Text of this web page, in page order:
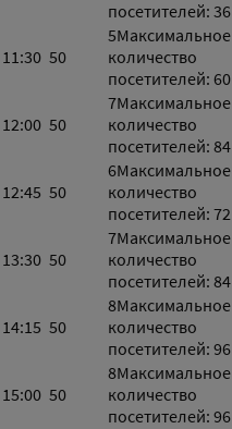
посетителей: 36
11:30 50
5Максимальное
количество
посетителей: 60
12:00 50
7Максимальное
количество
посетителей: 84
12:45 50
6Максимальное
количество
посетителей: 72
13:30 50
7Максимальное
количество
посетителей: 84
14:15 50
8Максимальное
количество
посетителей: 96
15:00 50
8Максимальное
количество
посетителей: 96